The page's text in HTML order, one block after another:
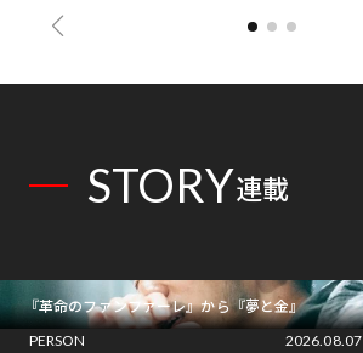
STORY連載
『革命のファンファーレ』から『夢と金』
PERSON
2026.08.07